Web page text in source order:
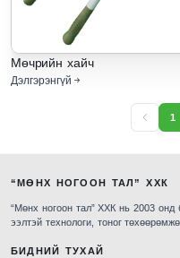
Мөчрийн хайч
Дэлгэрэнгүй
1
“МӨНХ НОГООН ТАЛ” ХХК
“Мөнх ногоон тал” ХХК нь 2003 онд
ээлтэй технологи, тоног
БИДНИЙ ТУХАЙ